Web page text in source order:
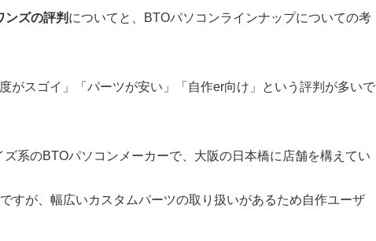
ンズの評判 についてと、BTOパソコンラインナップについての考
がスゴイ」「パーツが安い」「自作er向け」という評判が多いで
系のBTOパソコンメーカーで、大阪の日本橋に店舗を構えてい
すが、幅広いカスタムパーツの取り扱いがあるため自作ユーザ